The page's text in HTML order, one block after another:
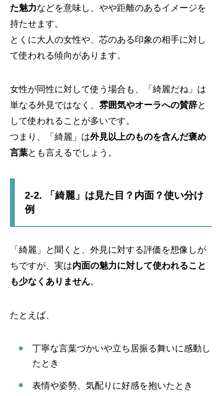
た魅力などを意味し、やや距離のあるイメージを
持たせます。
とくに大人の女性や、芯のある印象の相手に対し
て使われる傾向があります。
女性が同性に対して使う場合も、「綺麗だね」は
単なる外見ではなく、 雰囲気やオーラへの賛辞と
して使われることが多いです。
つまり、「綺麗」は外見以上のものを含んだ褒め
言葉とも言えるでしょう。
2-2. 「綺麗」は見た目？内面？使い分け
例
「綺麗」と聞くと、外見に対する評価を想像しが
ちですが、実は内面の魅力に対して使われること
も少なくありません。
たとえば、
丁寧な言葉づかいや立ち居振る舞いに感動し
たとき
表情や姿勢、気配りに好感を抱いたとき